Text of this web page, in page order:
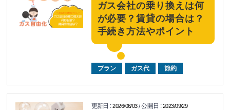
ガス会社の乗り換えは何
が必要？賃貸の場合は？
手続き方法やポイント
プラン ガス代 節約
更新日 :2026/06/03/公開日 :2023/09/29